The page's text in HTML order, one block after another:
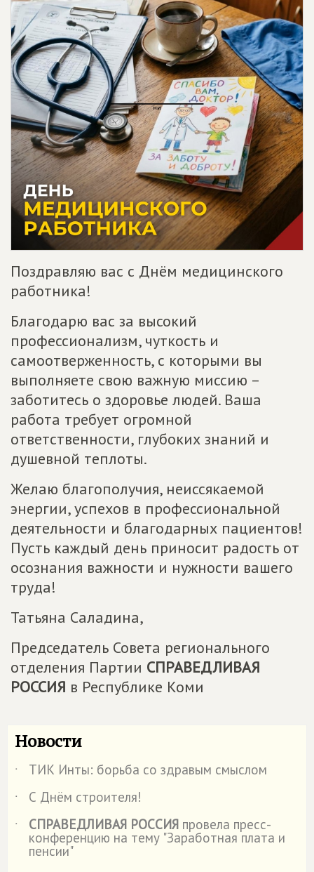
Поздравляю вас с Днём медицинского
работника!
Благодарю вас за высокий
профессионализм, чуткость и
самоотверженность, с которыми вы
выполняете свою важную миссию –
заботитесь о здоровье людей. Ваша
работа требует огромной
ответственности, глубоких знаний и
душевной теплоты.
Желаю благополучия, неиссякаемой
энергии, успехов в профессиональной
деятельности и благодарных пациентов!
Пусть каждый день приносит радость от
осознания важности и нужности вашего
труда!
Татьяна Саладина,
Председатель Совета регионального
отделения Партии СПРАВЕДЛИВАЯ
РОССИЯ в Республике Коми
Новости
˙
ТИК Инты: борьба со здравым смыслом
˙
С Днём строителя!
˙
СПРАВЕДЛИВАЯ РОССИЯ провела пресс-
конференцию на тему "Заработная плата и
пенсии"